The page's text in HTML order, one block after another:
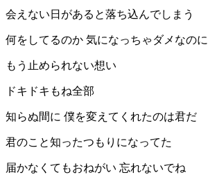
会えない日があると落ち込んでしまう
何をしてるのか 気になっちゃダメなのに
もう止められない想い
ドキドキもね全部
知らぬ間に 僕を変えてくれたのは君だ
君のこと知ったつもりになってた
届かなくてもおねがい 忘れないでね